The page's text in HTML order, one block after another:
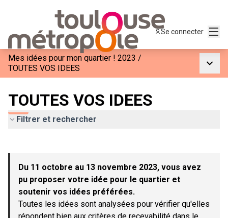
Se connecter
Mes idées pour mon quartier ! 2023 /
TOUTES VOS IDEES
TOUTES VOS IDEES
Filtrer et rechercher
−
Du 11 octobre au 13 novembre 2023, vous avez
pu proposer votre idée pour le quartier et
soutenir vos idées préférées.
Toutes les idées sont analysées pour vérifier qu'elles